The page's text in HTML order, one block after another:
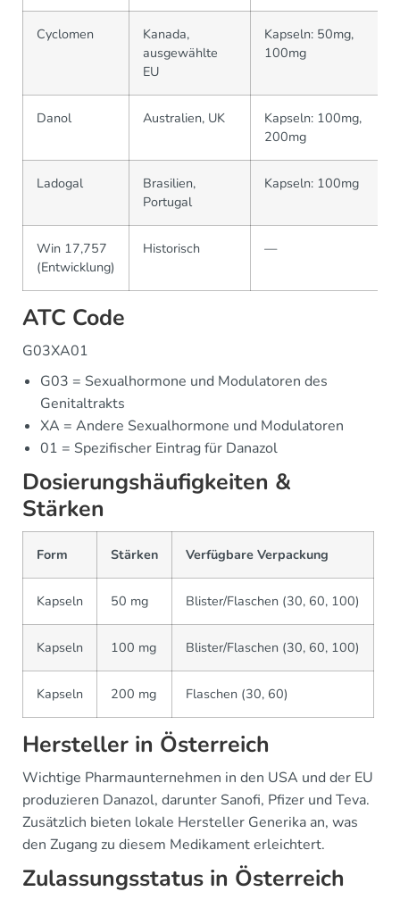
Cyclomen
Kanada,
ausgewählte
EU
Kapseln: 50mg,
100mg
Danol Australien, UK
Kapseln: 100mg,
200mg
Ladogal
Brasilien,
Portugal
Kapseln: 100mg
Win 17,757
(Entwicklung)
Historisch —
ATC Code
G03XA01
G03 = Sexualhormone und Modulatoren des
Genitaltrakts
XA = Andere Sexualhormone und Modulatoren
01 = Spezifischer Eintrag für Danazol
Dosierungshäufigkeiten &
Stärken
Form Stärken Verfügbare Verpackung
Kapseln 50 mg Blister/Flaschen (30, 60, 100)
Kapseln 100 mg Blister/Flaschen (30, 60, 100)
Kapseln 200 mg Flaschen (30, 60)
Hersteller in Österreich
Wichtige Pharmaunternehmen in den USA und der EU
produzieren Danazol, darunter Sanofi, Pfizer und Teva.
Zusätzlich bieten lokale Hersteller Generika an, was
den Zugang zu diesem Medikament erleichtert.
Zulassungsstatus in Österreich